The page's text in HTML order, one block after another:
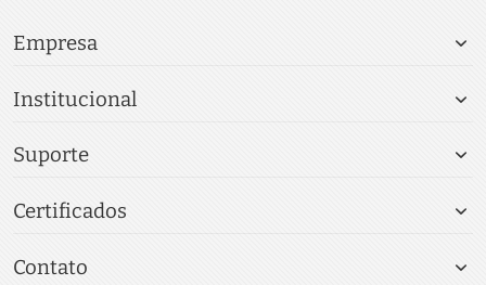
Empresa
Institucional
Suporte
Certificados
Contato